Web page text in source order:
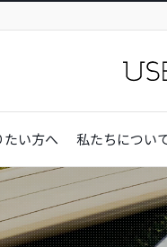
たい方へ 私たちについ